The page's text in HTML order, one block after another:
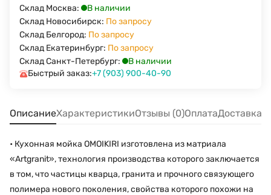
Склад Москва:
В наличии
Склад Новосибирск: По запросу
Склад Белгород: По запросу
Склад Екатеринбург: По запросу
Склад Санкт-Петербург:
В наличии
Быстрый заказ:+7 (903) 900-40-90
ОписаниеХарактеристикиОтзывы (0)ОплатаДоставка
• Кухонная мойка OMOIKIRI изготовлена из матриала
«Artgranit», технология производства которого заключается
в том, что частицы кварца, гранита и прочного связующего
полимера нового поколения, свойства которого похожи на